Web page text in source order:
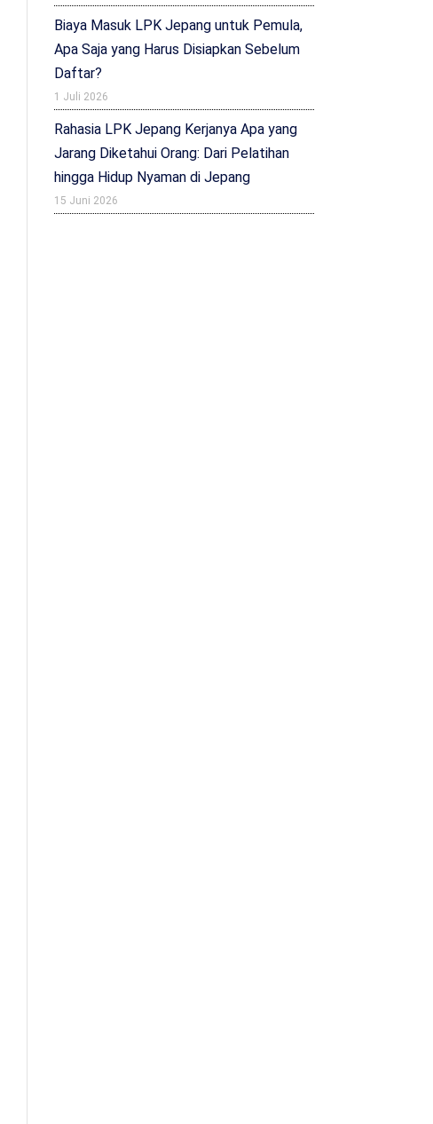
Biaya Masuk LPK Jepang untuk Pemula,
Apa Saja yang Harus Disiapkan Sebelum
Daftar?
1 Juli 2026
Rahasia LPK Jepang Kerjanya Apa yang
Jarang Diketahui Orang: Dari Pelatihan
hingga Hidup Nyaman di Jepang
15 Juni 2026